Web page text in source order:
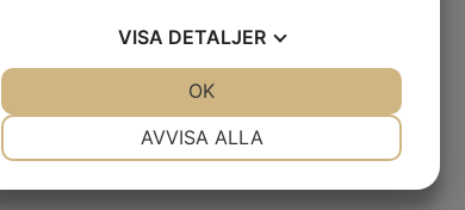
VISA DETALJER
AVVISA ALLA
OK